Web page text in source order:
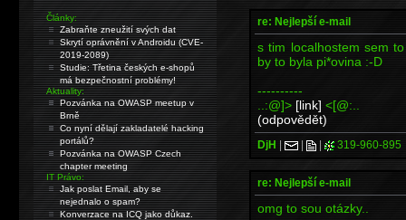
re: Nejlepší e-mail
s tim localhostem sem
by to byla pi*ovina :-D
----------
..:@]> [link] <[@:..
(odpovědět)
DjH | | | 319-960-895
re: Nejlepší e-mail
omg to sou otázky..
Články:
Zabraňte zneužití svých dat
Skrytí oprávnění v Androidu (CVE-
2019-2089)
Studie: Třetina českých e-shopů
má bezpečnostní problémy!
Aktuality:
Pozvánka na OWASP meetup v
Brně
Co nyní dělají zakladatelé hacking
portálů?
Pozvánka na OWASP Czech
chapter meeting
IT Právo:
Jak poslat Email, aby se
nejednalo o spam?
Konverzace na ICQ jako důkaz.